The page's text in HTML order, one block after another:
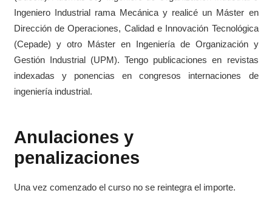
Ingeniero Industrial rama Mecánica y realicé un Máster en
Dirección de Operaciones, Calidad e Innovación Tecnológica
(Cepade) y otro Máster en Ingeniería de Organización y
Gestión Industrial (UPM). Tengo publicaciones en revistas
indexadas y ponencias en congresos internaciones de
ingeniería industrial.
Anulaciones y
penalizaciones
Una vez comenzado el curso no se reintegra el importe.